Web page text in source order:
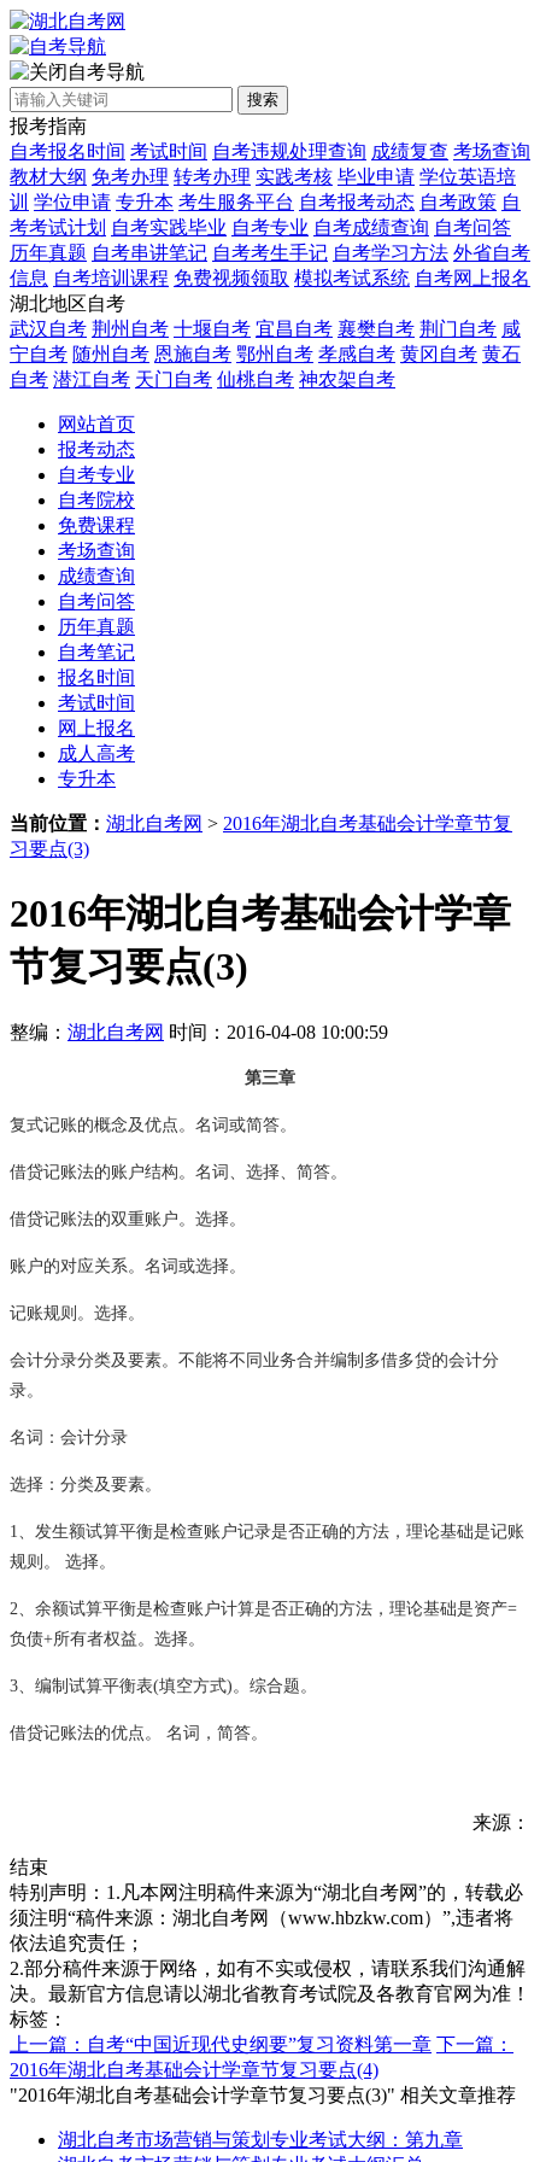
自考导航
搜索
报考指南
自考报名时间 考试时间 自考违规处理查询 成绩复查 考场查询
教材大纲 免考办理 转考办理 实践考核 毕业申请 学位英语培
训 学位申请 专升本 考生服务平台 自考报考动态 自考政策 自
考考试计划 自考实践毕业 自考专业 自考成绩查询 自考问答
历年真题 自考串讲笔记 自考考生手记 自考学习方法 外省自考
信息 自考培训课程 免费视频领取 模拟考试系统 自考网上报名
湖北地区自考
武汉自考 荆州自考 十堰自考 宜昌自考 襄樊自考 荆门自考 咸
宁自考 随州自考 恩施自考 鄂州自考 孝感自考 黄冈自考 黄石
自考 潜江自考 天门自考 仙桃自考 神农架自考
网站首页
报考动态
自考专业
自考院校
免费课程
考场查询
成绩查询
自考问答
历年真题
自考笔记
报名时间
考试时间
网上报名
成人高考
专升本
当前位置： 湖北自考网 > 2016年湖北自考基础会计学章节复
习要点(3)
2016年湖北自考基础会计学章
节复习要点(3)
整编： 湖北自考网 时间：2016-04-08 10:00:59
第三章
复式记账的概念及优点。名词或简答。
借贷记账法的账户结构。名词、选择、简答。
借贷记账法的双重账户。选择。
账户的对应关系。名词或选择。
记账规则。选择。
会计分录分类及要素。不能将不同业务合并编制多借多贷的会计分
录。
名词：会计分录
选择：分类及要素。
1、发生额试算平衡是检查账户记录是否正确的方法，理论基础是记账
规则。 选择。
2、余额试算平衡是检查账户计算是否正确的方法，理论基础是资产=
负债+所有者权益。选择。
3、编制试算平衡表(填空方式)。综合题。
借贷记账法的优点。 名词，简答。
来源：
结束
特别声明：1.凡本网注明稿件来源为“湖北自考网”的，转载必
须注明“稿件来源：湖北自考网（www.hbzkw.com）”,违者将
依法追究责任；
2.部分稿件来源于网络，如有不实或侵权，请联系我们沟通解
决。最新官方信息请以湖北省教育考试院及各教育官网为准！
标签：
上一篇：自考“中国近现代史纲要”复习资料第一章 下一篇：
2016年湖北自考基础会计学章节复习要点(4)
"2016年湖北自考基础会计学章节复习要点(3)" 相关文章推荐
湖北自考市场营销与策划专业考试大纲：第九章